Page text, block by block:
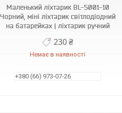
Маленький ліхтарик BL-5001-10
Чорний, міні ліхтарик світлодіодний
на батарейках | ліхтарик ручний
230 ₴
Немає в наявності
+380 (66) 973-07-26